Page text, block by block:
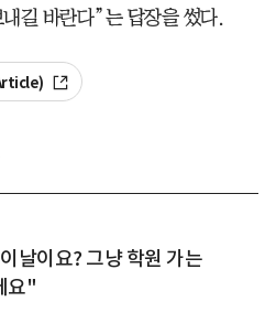
길 바란다”는 답장을 썼다.
날이요? 그냥 학원 가는
요"